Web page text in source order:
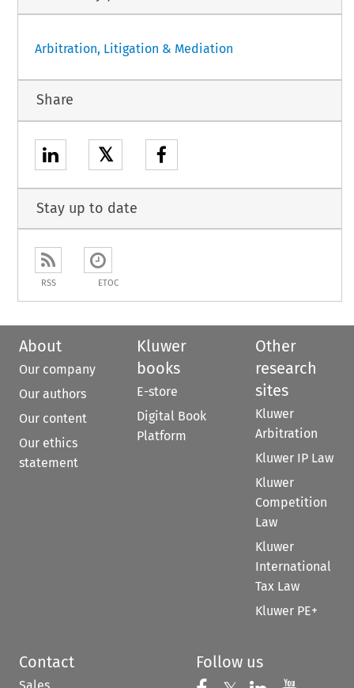
Arbitration, Litigation & Mediation
Share
𝕏
Stay up to date
RSS ETOC
About
Our company
Our authors
Our content
Our ethics
statement
Kluwer
books
E-store
Digital Book
Platform
Other
research
sites
Kluwer
Arbitration
Kluwer IP Law
Kluwer
Competition
Law
Kluwer
International
Tax Law
Kluwer PE+
Contact Follow us